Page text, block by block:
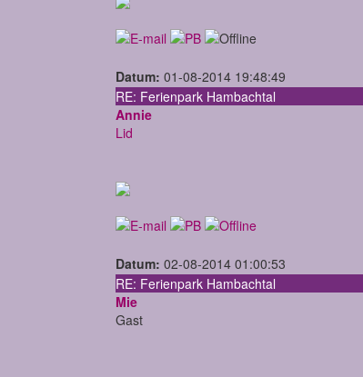
Datum: 01-08-2014 19:48:49
RE: Ferienpark Hambachtal
Annie
Lid
Datum: 02-08-2014 01:00:53
RE: Ferienpark Hambachtal
Mie
Gast